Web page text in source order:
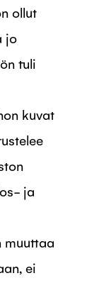
ollut
jo
tuli
kuvat
ja
muuttaa
ei